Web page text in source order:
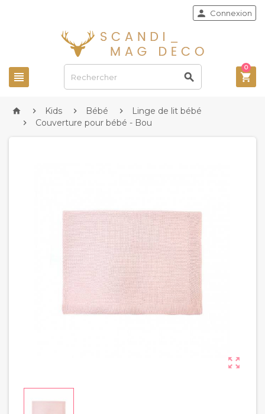
 
 Connexion

0
  Kids  Bébé  Linge de lit bébé
 Couverture pour bébé - Bou
